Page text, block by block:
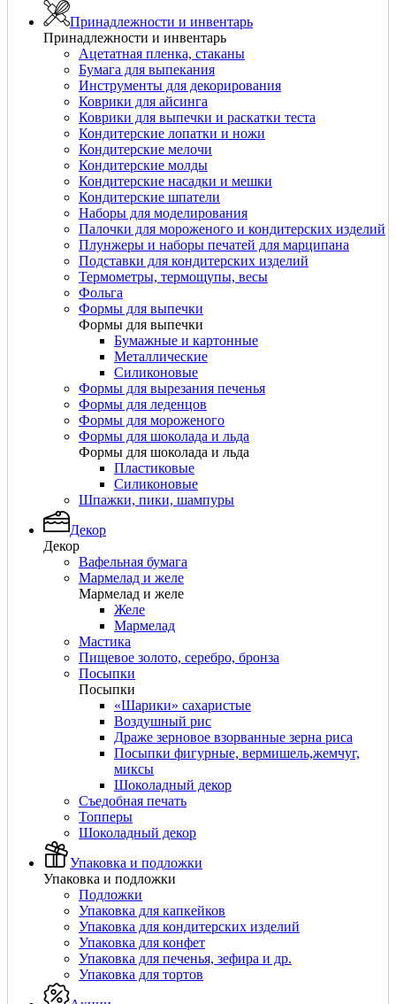
Принадлежности и инвентарь
Принадлежности и инвентарь
Ацетатная пленка, стаканы
Бумага для выпекания
Инструменты для декорирования
Коврики для айсинга
Коврики для выпечки и раскатки теста
Кондитерские лопатки и ножи
Кондитерские мелочи
Кондитерские молды
Кондитерские насадки и мешки
Кондитерские шпатели
Наборы для моделирования
Палочки для мороженого и кондитерских изделий
Плунжеры и наборы печатей для марципана
Подставки для кондитерских изделий
Термометры, термощупы, весы
Фольга
Формы для выпечки
Формы для выпечки
Бумажные и картонные
Металлические
Силиконовые
Формы для вырезания печенья
Формы для леденцов
Формы для мороженого
Формы для шоколада и льда
Формы для шоколада и льда
Пластиковые
Силиконовые
Шпажки, пики, шампуры
Декор
Декор
Вафельная бумага
Мармелад и желе
Мармелад и желе
Желе
Мармелад
Мастика
Пищевое золото, серебро, бронза
Посыпки
Посыпки
«Шарики» сахаристые
Воздушный рис
Драже зерновое взорванные зерна риса
Посыпки фигурные, вермишель,жемчуг,
миксы
Шоколадный декор
Съедобная печать
Топперы
Шоколадный декор
Упаковка и подложки
Упаковка и подложки
Подложки
Упаковка для капкейков
Упаковка для кондитерских изделий
Упаковка для конфет
Упаковка для печенья, зефира и др.
Упаковка для тортов